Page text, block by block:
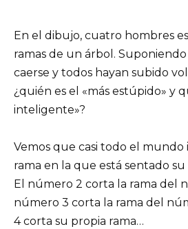
En el dibujo, cuatro hombres
ramas de un árbol.
caerse y todos hayan subido
¿quién es el «más estúpido» y
inteligente»?
Vemos que casi todo el
rama en la que está sentado
El número 2 corta la rama del
número 3 corta la rama del
4 corta su propia rama…